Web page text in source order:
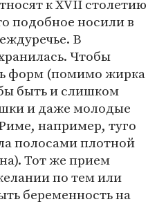
к XVII столетию
подобное носили в
В
Чтобы
форм (помимо жирка
быть и слишком
и даже молодые
например, туго
полосами плотной
Тот же прием
по тем или
беременность на